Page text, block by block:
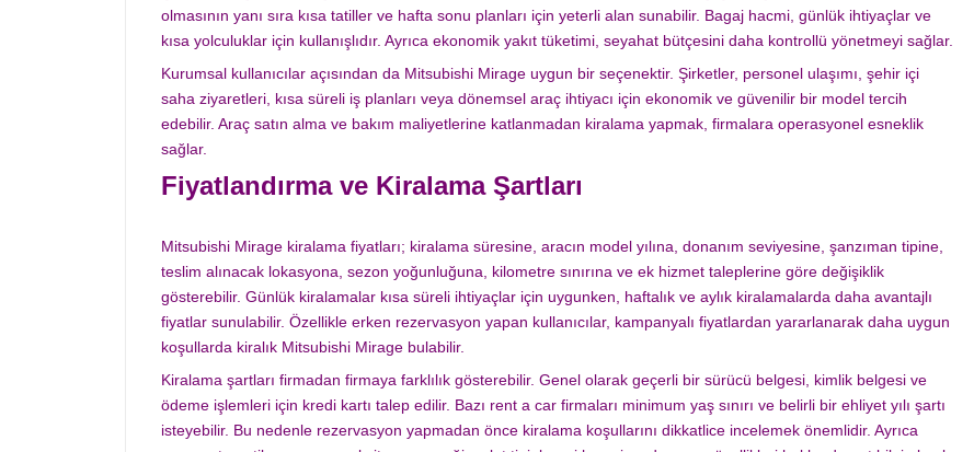
olmasının yanı sıra kısa tatiller ve hafta sonu planları için yeterli alan sunabilir. Bagaj hacmi, günlük ihtiyaçlar ve
kısa yolculuklar için kullanışlıdır. Ayrıca ekonomik yakıt tüketimi, seyahat bütçesini daha kontrollü yönetmeyi sağlar.
Kurumsal kullanıcılar açısından da Mitsubishi Mirage uygun bir seçenektir. Şirketler, personel ulaşımı, şehir içi
saha ziyaretleri, kısa süreli iş planları veya dönemsel araç ihtiyacı için ekonomik ve güvenilir bir model tercih
edebilir. Araç satın alma ve bakım maliyetlerine katlanmadan kiralama yapmak, firmalara operasyonel esneklik
sağlar.
Fiyatlandırma ve Kiralama Şartları
Mitsubishi Mirage kiralama fiyatları; kiralama süresine, aracın model yılına, donanım seviyesine, şanzıman tipine,
teslim alınacak lokasyona, sezon yoğunluğuna, kilometre sınırına ve ek hizmet taleplerine göre değişiklik
gösterebilir. Günlük kiralamalar kısa süreli ihtiyaçlar için uygunken, haftalık ve aylık kiralamalarda daha avantajlı
fiyatlar sunulabilir. Özellikle erken rezervasyon yapan kullanıcılar, kampanyalı fiyatlardan yararlanarak daha uygun
koşullarda kiralık Mitsubishi Mirage bulabilir.
Kiralama şartları firmadan firmaya farklılık gösterebilir. Genel olarak geçerli bir sürücü belgesi, kimlik belgesi ve
ödeme işlemleri için kredi kartı talep edilir. Bazı rent a car firmaları minimum yaş sınırı ve belirli bir ehliyet yılı şartı
isteyebilir. Bu nedenle rezervasyon yapmadan önce kiralama koşullarını dikkatlice incelemek önemlidir. Ayrıca